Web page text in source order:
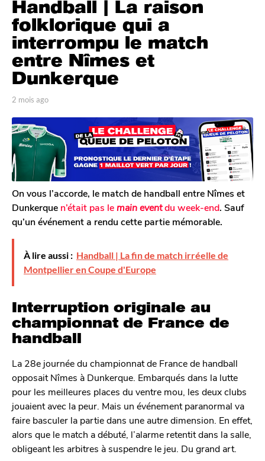
m
o
i
s
a
g
2
m
o
i
s
a
g
o
Handball | La raison
folklorique qui a
interrompu le match
entre Nîmes et
Dunkerque
p
r
T
o
m
G
a
l
e
r
o
n
2 mois ago
i
s
g
o
On vous l’accorde, le match de handball entre Nîmes et
Dunkerque n’était pas lemain eventdu week-end. Sauf
qu’un événement a rendu cette partie mémorable.
À lire aussi : Handball | La fin de match irréelle de
Montpellier en Coupe d'Europe
Interruption originale au
championnat de France de
handball
La 28e journée du championnat de France de handball
opposait Nîmes à Dunkerque. Embarqués dans la lutte
pour les meilleures places du ventre mou, les deux clubs
jouaient avec la peur. Mais un événement paranormal va
faire basculer la partie dans une autre dimension. En effet,
alors que le match a débuté, l’alarme retentit dans la salle,
obligeant les arbitres à suspendre le jeu. Du grand art.